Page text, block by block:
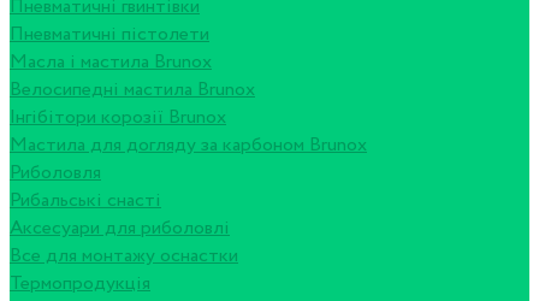
Пневматичні гвинтівки
Пневматичні пістолети
Масла і мастила Brunox
Велосипедні мастила Brunox
Інгібітори корозії Brunox
Мастила для догляду за карбоном Brunox
Риболовля
Рибальські снасті
Аксесуари для риболовлі
Все для монтажу оснастки
Термопродукція